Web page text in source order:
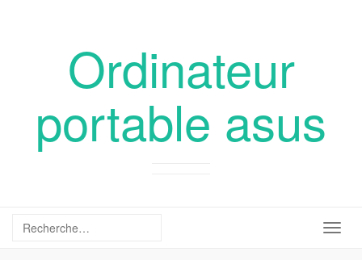
Ordinateur
portable asus